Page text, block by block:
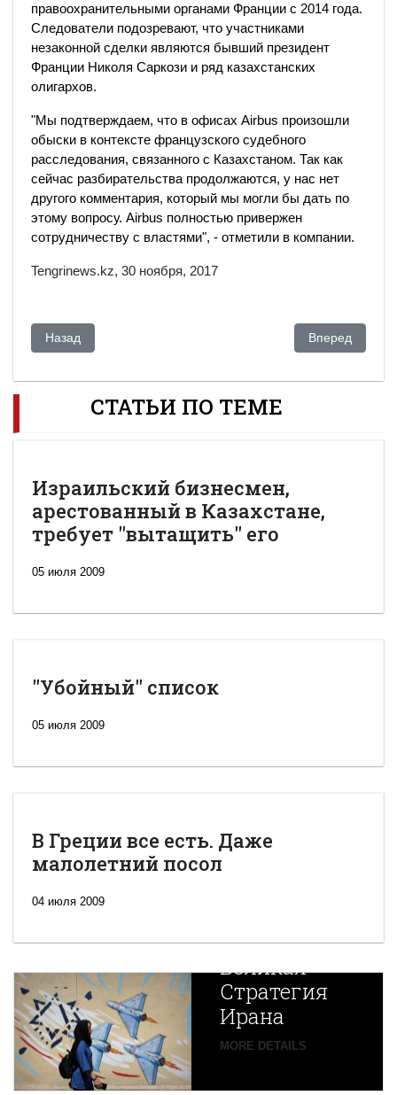
правоохранительными органами Франции с 2014 года.
Следователи подозревают, что участниками
незаконной сделки являются бывший президент
Франции Николя Саркози и ряд казахстанских
олигархов.
"Мы подтверждаем, что в офисах Airbus произошли
обыски в контексте французского судебного
расследования, связанного с Казахстаном. Так как
сейчас разбирательства продолжаются, у нас нет
другого комментария, который мы могли бы дать по
этому вопросу. Airbus полностью привержен
сотрудничеству с властями", - отметили в компании.
Tengrinews.kz, 30 ноября, 2017
Предыдущий: Это делают все. Когда мировое
Назад Следующий:
Вперед
СТАТЬИ ПО ТЕМЕ
Израильский бизнесмен,
арестованный в Казахстане,
требует "вытащить" его
05 июля 2009
"Убойный" список
05 июля 2009
В Греции все есть. Даже
малолетний посол
04 июля 2009
Новая
Великая
Стратегия
Ирана
MORE DETAILS
Путин